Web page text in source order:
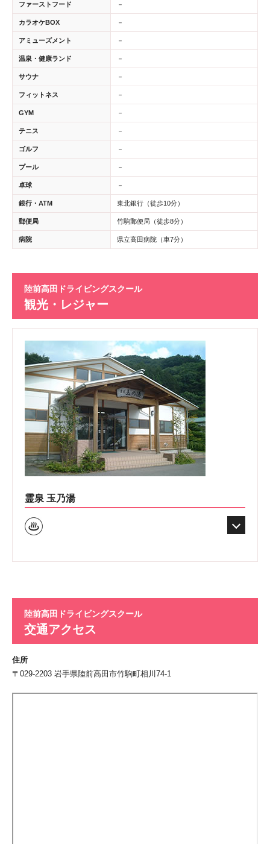
ファーストフード －
カラオケBOX －
アミューズメント －
温泉・健康ランド －
サウナ －
フィットネス －
GYM －
テニス －
ゴルフ －
プール －
卓球 －
銀行・ATM 東北銀行（徒歩10分）
郵便局 竹駒郵便局（徒歩8分）
病院 県立高田病院（車7分）
陸前高田ドライビングスクール
観光・レジャー
霊泉 玉乃湯
陸前高田ドライビングスクール
交通アクセス
住所
〒029-2203 岩手県陸前高田市竹駒町相川74-1